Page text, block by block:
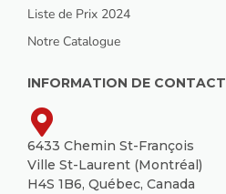
Liste de Prix 2024
Notre Catalogue
INFORMATION DE CONTACT
6433 Chemin St-François
Ville St-Laurent (Montréal)
H4S 1B6, Québec, Canada